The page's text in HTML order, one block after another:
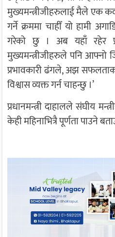
मुख्यमन्त्रीजीहरुलाई मैले एक
गर्ने क्रममा चाहीँ यो हामी
गरेको छु । अब यहाँ रहेर
मुख्यमन्त्रीजीहरुले पनि आफ्नो
प्रभावकारी ढंगले, अझ
विश्वास व्यक्त गर्न चाहन्छु ।’
प्रधानमन्त्री दाहालले संघीय
केही महिनाभित्रै पूर्णता पाउने